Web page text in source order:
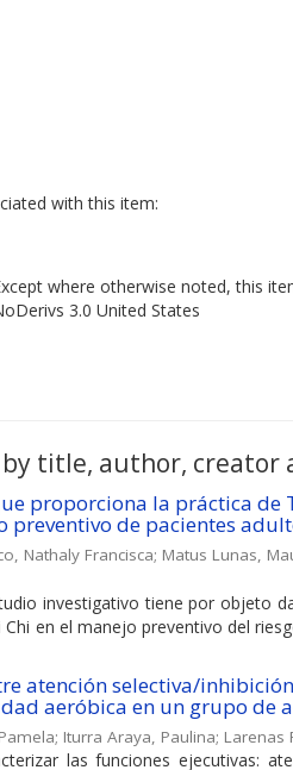
with this item:
where otherwise noted, this
3.0 United States
title, author, creator
proporciona la práctica
preventivo de pacientes
Nathaly Francisca; Matus Lunas,
investigativo tiene por objeto
Chi en el manejo preventivo del
atención selectiva/
aeróbica en un grupo de
; Iturra Araya, Paulina; Larenas
las funciones ejecutivas: